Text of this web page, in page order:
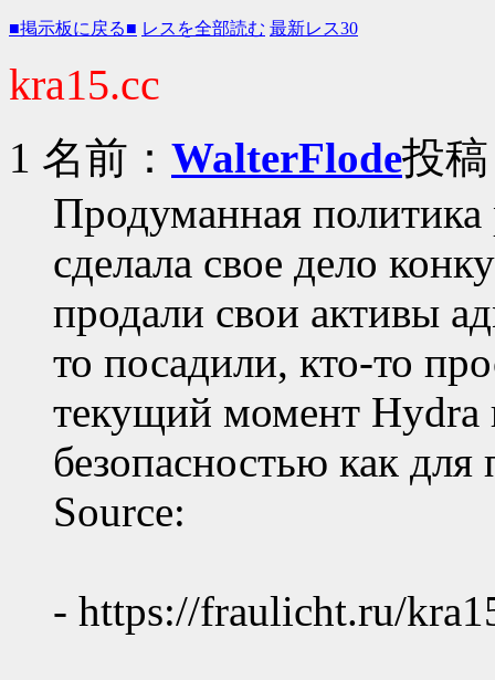
■掲示板に戻る■ レスを全部読む 最新レス30
kra15.cc
1 名前： WalterFlode投
Продуманная политика
сделала свое дело
продали свои активы
то посадили, кто-то
текущий момент Hydra
безопасностью как для
Source:
- https://fraulicht.ru/